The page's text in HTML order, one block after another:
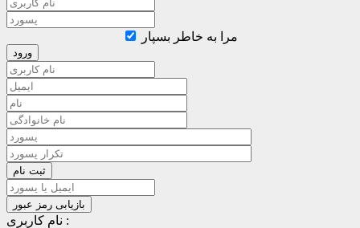
مرا به خاطر بسپار
نام کاربری :